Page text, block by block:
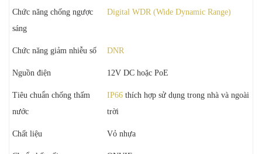
Chức năng chống ngược
sáng
Digital WDR (Wide Dynamic Range)
Chức năng giảm nhiễu số DNR
Nguồn điện 12V DC hoặc PoE
Tiêu chuẩn chống thấm
nước
IP66 thích hợp sử dụng trong nhà và ngoài
trời
Chất liệu Vỏ nhựa